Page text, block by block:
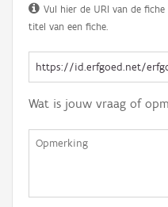
Vul hier de URI van de
titel van een fiche.
Wat is jouw vraag of